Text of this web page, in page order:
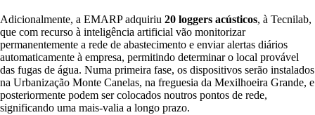
Adicionalmente, a EMARP adquiriu 20 loggers acústicos, à Tecnilab,
que com recurso à inteligência artificial vão monitorizar
permanentemente a rede de abastecimento e enviar alertas diários
automaticamente à empresa, permitindo determinar o local provável
das fugas de água. Numa primeira fase, os dispositivos serão instalados
na Urbanização Monte Canelas, na freguesia da Mexilhoeira Grande, e
posteriormente podem ser colocados noutros pontos de rede,
significando uma mais-valia a longo prazo.